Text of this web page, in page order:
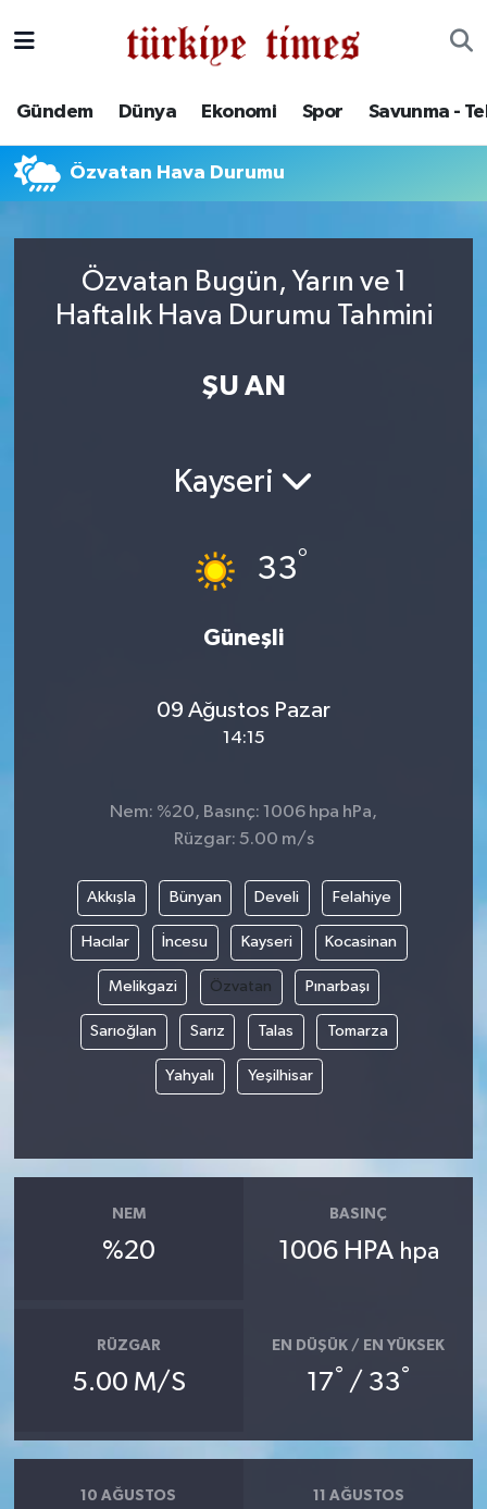
Gündem Dünya Ekonomi Spor Savunma -
Özvatan Hava Durumu
Özvatan Bugün, Yarın ve 1
Haftalık Hava Durumu Tahmini
ŞU AN
Kayseri
33°
Güneşli
09 Ağustos Pazar
14:15
Nem: %20, Basınç: 1006 hpa hPa,
Rüzgar: 5.00 m/s
Akkışla Bünyan Develi Felahiye
Hacılar İncesu Kayseri Kocasinan
Melikgazi Özvatan Pınarbaşı
Sarıoğlan Sarız Talas Tomarza
Yahyalı Yeşilhisar
NEM
%20
BASINÇ
1006 HPA hpa
RÜZGAR
5.00 M/S
EN DÜŞÜK / EN YÜKSEK
17° / 33°
10 AĞUSTOS 11 AĞUSTOS
Savunma - Teknoloji
Son Dakika Haberleri